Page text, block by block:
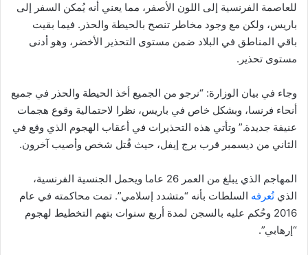
للعاصمة الفرنسية إلى اللون الأصفر، مما يعني أنه يُمكن السفر إلى
باريس، ولكن مع وجود مخاطر تنصح بالحيطة والحذر. فيما بقيت
باقي المناطق في البلاد ضمن مستوى التحذير الأخضر، وهو أدنى
مستوى تحذير.
وجاء في بيان الوزارة: “نرجو من الجميع أخذ الحيطة والحذر في جميع
أنحاء فرنسا، وبشكل خاص في باريس، نظرا لاحتمالية وقوع هجمات
عنيفة جديدة.” وتأتي هذه التحذيرات في أعقاب الهجوم الذي وقع في
الثاني من ديسمبر قرب برج إيفل، حيث قُتل شخص وأصيب آخرون.
المهاجم الذي يبلغ من العمر 26 عاما ويحمل الجنسية الفرنسية،
الذي تُعرفه السلطات بأنه “متشدد إسلامي”. تمت محاكمته في عام
2016 وحُكم عليه بالسجن لمدة أربع سنوات بتهم التخطيط لهجوم
“إرهابي”.